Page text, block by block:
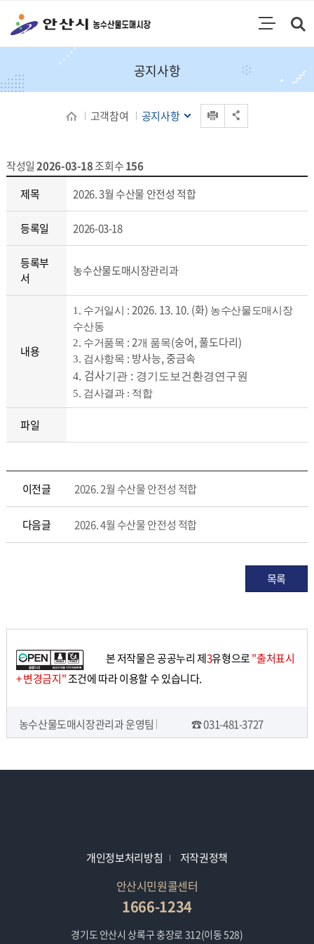
주메뉴
공지사항
고객참여 공지사항
작성일2026-03-18조회수156
제목 2026. 3월 수산물 안전성 적합
등록일 2026-03-18
등록부
서
농수산물도매시장관리과
내용
1 . 수거일시 : 2026. 13. 10. (화) 농수산물도매시장
수산동
2. 수거품목 : 2개 품목(숭어, 풀도다리)
3. 검사항목 : 방사능, 중금속
4. 검사기관 : 경기도보건환경연구원
5. 검사결과 : 적합
파일
이전글 2026. 2월 수산물 안전성 적합
다음글 2026. 4월 수산물 안전성 적합
목록
본 저작물은 공공누리 제3유형으로"출처표시
+ 변경금지"조건에 따라 이용할 수 있습니다.
농수산물도매시장관리과 운영팀 ☎ 031-481-3727
개인정보처리방침 저작권정책
안산시민원콜센터
1666-1234
경기도 안산시 상록구 충장로 312(이동 528)